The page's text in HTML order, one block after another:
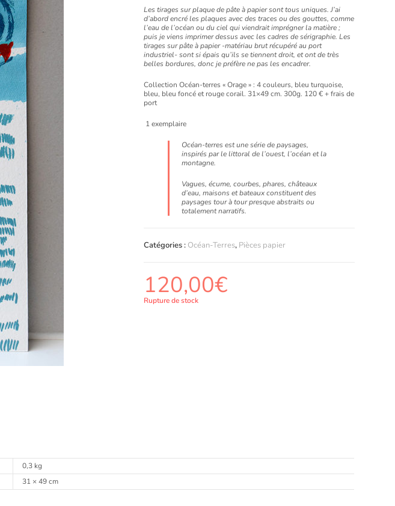
Les tirages sur plaque de pâte à papier sont tous uniques. J’ai
d’abord encré les plaques avec des traces ou des gouttes, comme
l’eau de l’océan ou du ciel qui viendrait imprégner la matière ;
puis je viens imprimer dessus avec les cadres de sérigraphie. Les
tirages sur pâte à papier -matériau brut récupéré au port
industriel- sont si épais qu’ils se tiennent droit, et ont de très
belles bordures, donc je préfère ne pas les encadrer.
Collection Océan-terres « Orage » :4 couleurs, bleu turquoise,
bleu, bleu foncé et rouge corail. 31×49 cm. 300g. 120 € + frais de
port
1 exemplaire
Océan-terres est une série de paysages,
inspirés par le littoral de l’ouest, l’océan et la
montagne.
Vagues, écume, courbes, phares, châteaux
d’eau, maisons et bateaux constituent des
paysages tour à tour presque abstraits ou
totalement narratifs.
Catégories : Océan-Terres, Pièces papier
120,00€
Rupture de stock
0,3 kg
31 × 49 cm